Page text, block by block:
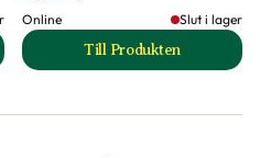
produktsida
Online
Slut i lager
Till Produkten
till Vattenkanna